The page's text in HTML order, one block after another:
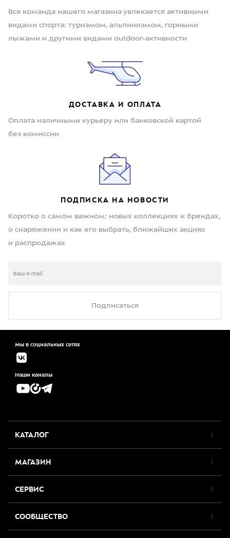
Вся команда нашего магазина увлекается активными
видами спорта: туризмом, альпинизмом, горными
лыжами и другими видами outdoor-активности
ДОСТАВКА И ОПЛАТА
Оплата наличными курьеру или банковской картой
без комиссии
ПОДПИСКА НА НОВОСТИ
Коротко о самом важном: новых коллекциях и брендах,
о снаряжении и как его выбрать, ближайших акциях
и распродажах
Подписаться
Мы в социальных сетях
Наши каналы
КАТАЛОГ
МАГАЗИН
СЕРВИС
СООБЩЕСТВО